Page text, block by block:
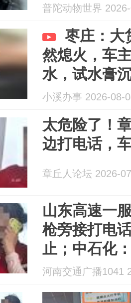
普陀动物世界
枣庄：大
然熄火，车
水，试水膏
小溪办事 2026-08-
太危险了！
边打电话，
章丘人论坛 2026-
山东高速一
枪旁接打电
止；中石化
理方称违反
河南交通广播1041